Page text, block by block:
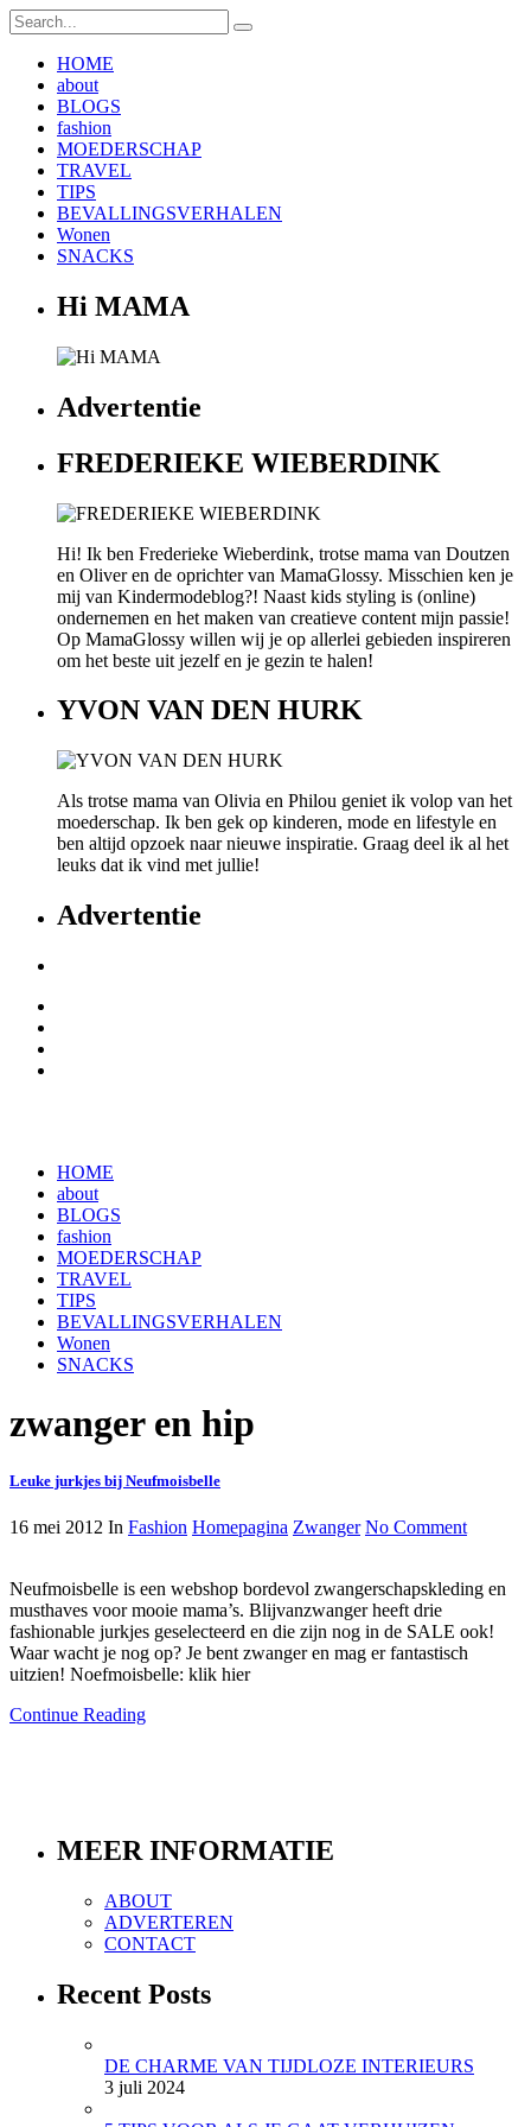
HOME
about
BLOGS
fashion
MOEDERSCHAP
TRAVEL
TIPS
BEVALLINGSVERHALEN
Wonen
SNACKS
Hi MAMA
Advertentie
FREDERIEKE WIEBERDINK
Hi! Ik ben Frederieke Wieberdink, trotse mama van Doutzen
en Oliver en de oprichter van MamaGlossy. Misschien ken je
mij van Kindermodeblog?! Naast kids styling is (online)
ondernemen en het maken van creatieve content mijn passie!
Op MamaGlossy willen wij je op allerlei gebieden inspireren
om het beste uit jezelf en je gezin te halen!
YVON VAN DEN HURK
Als trotse mama van Olivia en Philou geniet ik volop van het
moederschap. Ik ben gek op kinderen, mode en lifestyle en
ben altijd opzoek naar nieuwe inspiratie. Graag deel ik al het
leuks dat ik vind met jullie!
Advertentie
HOME
about
BLOGS
fashion
MOEDERSCHAP
TRAVEL
TIPS
BEVALLINGSVERHALEN
Wonen
SNACKS
zwanger en hip
Leuke jurkjes bij Neufmoisbelle
16 mei 2012 In Fashion Homepagina Zwanger No Comment
Neufmoisbelle is een webshop bordevol zwangerschapskleding en
musthaves voor mooie mama’s. Blijvanzwanger heeft drie
fashionable jurkjes geselecteerd en die zijn nog in de SALE ook!
Waar wacht je nog op? Je bent zwanger en mag er fantastisch
uitzien! Noefmoisbelle: klik hier
Continue Reading
MEER INFORMATIE
ABOUT
ADVERTEREN
CONTACT
Recent Posts
DE CHARME VAN TIJDLOZE INTERIEURS
3 juli 2024